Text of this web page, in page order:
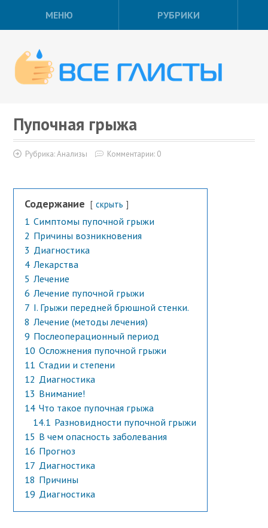
МЕНЮ РУБРИКИ
Пупочная грыжа
Рубрика:Анализы Комментарии: 0
Содержание скрыть
1 Симптомы пупочной грыжи
2 Причины возникновения
3 Диагностика
4 Лекарства
5 Лечение
6 Лечение пупочной грыжи
7 I. Грыжи передней брюшной стенки.
8 Лечение (методы лечения)
9 Послеоперационный период
10 Осложнения пупочной грыжи
11 Стадии и степени
12 Диагностика
13 Внимание!
14 Что такое пупочная грыжа
14.1 Разновидности пупочной грыжи
15 В чем опасность заболевания
16 Прогноз
17 Диагностика
18 Причины
19 Диагностика